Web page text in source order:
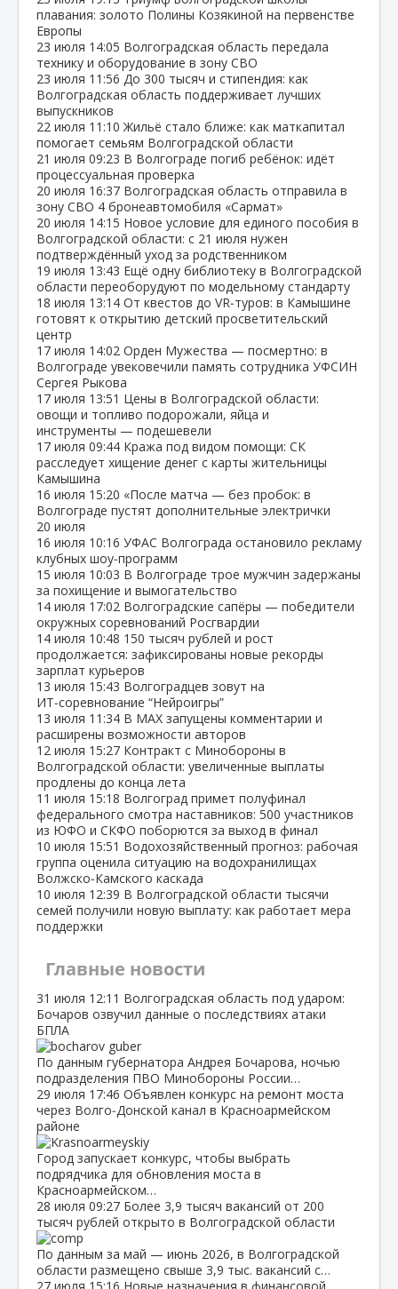
плавания: золото Полины Козякиной на первенстве
Европы
23 июля 14:05 Волгоградская область передала
технику и оборудование в зону СВО
23 июля 11:56 До 300 тысяч и стипендия: как
Волгоградская область поддерживает лучших
выпускников
22 июля 11:10 Жильё стало ближе: как маткапитал
помогает семьям Волгоградской области
21 июля 09:23 В Волгограде погиб ребёнок: идёт
процессуальная проверка
20 июля 16:37 Волгоградская область отправила в
зону СВО 4 бронеавтомобиля «Сармат»
20 июля 14:15 Новое условие для единого пособия в
Волгоградской области: с 21 июля нужен
подтверждённый уход за родственником
19 июля 13:43 Ещё одну библиотеку в Волгоградской
области переоборудуют по модельному стандарту
18 июля 13:14 От квестов до VR‑туров: в Камышине
готовят к открытию детский просветительский
центр
17 июля 14:02 Орден Мужества — посмертно: в
Волгограде увековечили память сотрудника УФСИН
Сергея Рыкова
17 июля 13:51 Цены в Волгоградской области:
овощи и топливо подорожали, яйца и
инструменты — подешевели
17 июля 09:44 Кража под видом помощи: СК
расследует хищение денег с карты жительницы
Камышина
16 июля 15:20 «После матча — без пробок: в
Волгограде пустят дополнительные электрички
20 июля
16 июля 10:16 УФАС Волгограда остановило рекламу
клубных шоу‑программ
15 июля 10:03 В Волгограде трое мужчин задержаны
за похищение и вымогательство
14 июля 17:02 Волгоградские сапёры — победители
окружных соревнований Росгвардии
14 июля 10:48 150 тысяч рублей и рост
продолжается: зафиксированы новые рекорды
зарплат курьеров
13 июля 15:43 Волгоградцев зовут на
ИТ‑соревнование “Нейроигры”
13 июля 11:34 В МАХ запущены комментарии и
расширены возможности авторов
12 июля 15:27 Контракт с Минобороны в
Волгоградской области: увеличенные выплаты
продлены до конца лета
11 июля 15:18 Волгоград примет полуфинал
федерального смотра наставников: 500 участников
из ЮФО и СКФО поборются за выход в финал
10 июля 15:51 Водохозяйственный прогноз: рабочая
группа оценила ситуацию на водохранилищах
Волжско‑Камского каскада
10 июля 12:39 В Волгоградской области тысячи
семей получили новую выплату: как работает мера
поддержки
Главные новости
31 июля 12:11 Волгоградская область под ударом:
Бочаров озвучил данные о последствиях атаки
БПЛА
По данным губернатора Андрея Бочарова, ночью
подразделения ПВО Минобороны России…
29 июля 17:46 Объявлен конкурс на ремонт моста
через Волго‑Донской канал в Красноармейском
районе
Город запускает конкурс, чтобы выбрать
подрядчика для обновления моста в
Красноармейском…
28 июля 09:27 Более 3,9 тысяч вакансий от 200
тысяч рублей открыто в Волгоградской области
По данным за май — июнь 2026, в Волгоградской
области размещено свыше 3,9 тыс. вакансий с…